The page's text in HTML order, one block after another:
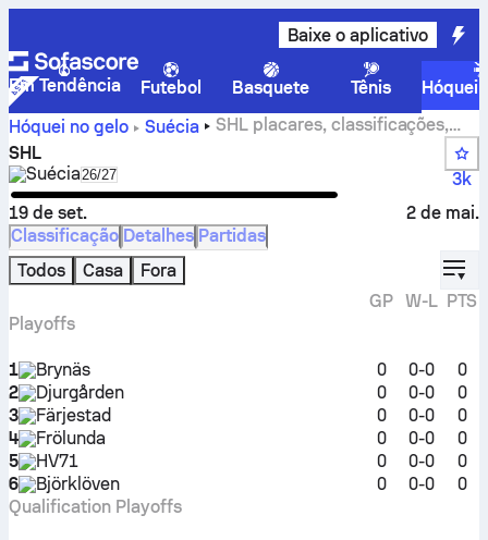
Baixe o aplicativo
Em Tendência Futebol Basquete Tênis
Hóquei
Hóquei no gelo
Suécia
SHL placares, classificações,
playoffs, equipes, programação e estatísticas
SHL
SuéciaSelect season in unique tournament header
26/27
3k
19 de set.
2 de mai.
Classificação Detalhes Partidas
Todos
Casa Fora
GP W-L PTS
Playoffs
1 Brynäs 0 0-0
0
2
Djurgården 0 0-0
0
3
Färjestad 0 0-0
0
4
Frölunda 0 0-0
0
5
HV71 0 0-0
0
6
Björklöven 0 0-0
0
Qualification Playoffs